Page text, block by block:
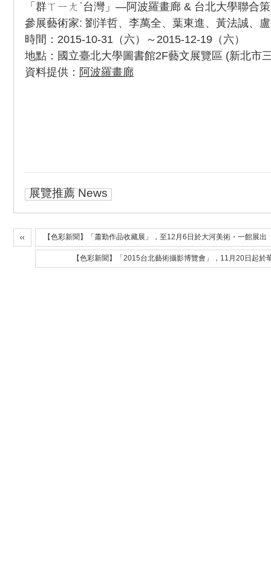
「群ㄒㄧㄤˋ台灣」—阿波羅畫廊 & 台北大學聯合
參展藝術家: 劉洋哲、李萬全、葉東進、黃法誠、
時間：2015-10-31（六）～2015-12-19（六）
地點：國立臺北大學圖書館2F藝文展覽區 (新北市
資料提供： 阿波羅畫廊
展覽推薦 News
【色彩新聞】「蕭勤作品收藏展」，至12月6日於大河美術・一館展出
【色彩新聞】「2015台北藝術攝影博覽會」，11月20日起